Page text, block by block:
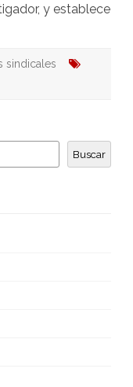
y establece
sindicales
Buscar